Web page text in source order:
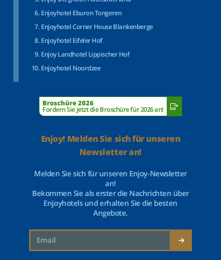
Enjoyhotel Eburon Tongeren
Enjoyhotel Corner House Blankenberge
Enjoyhotel Eifeler Hof
Enjoy Landhotel Lippischer Hof
Enjoyhotel Noordzee
Broschüre 2026
Fordern Sie jetzt die Broschüre für 2026 an!
Enjoy! Melden Sie sich für unseren
Newsletter an!
Melden Sie sich für unseren Enjoy-Newsletter
an!
Bekommen Sie als erster die Nachrichten über
Enjoyhotels und erhalten Sie die besten
Angebote.